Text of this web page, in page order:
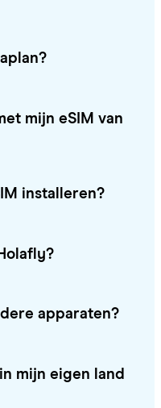
mijn eSIM van
installeren?
apparaten?
mijn eigen land